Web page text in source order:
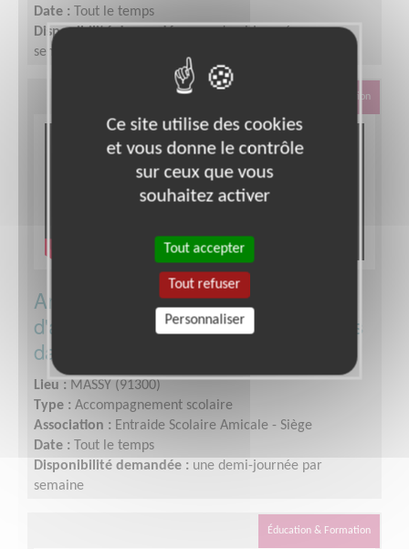
Date :
Tout le temps
Disponibilité demandée :une demi-journée par
semaine
Éducation & Formation
Animez une antenne locale
d'association pour soutenir les jeunes
dans leur scolarité !
Lieu : MASSY (91300)
Type : Accompagnement scolaire
Association : Entraide Scolaire Amicale - Siège
Date :
Tout le temps
Disponibilité demandée : une demi-journée par
semaine
Éducation & Formation
Ce site utilise des cookies
et vous donne le contrôle
sur ceux que vous
souhaitez activer
Tout accepter
Tout refuser
Personnaliser